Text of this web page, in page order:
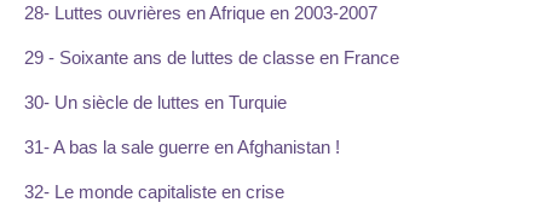
28- Luttes ouvrières en Afrique en 2003-2007
29 - Soixante ans de luttes de classe en France
30- Un siècle de luttes en Turquie
31- A bas la sale guerre en Afghanistan !
32- Le monde capitaliste en crise